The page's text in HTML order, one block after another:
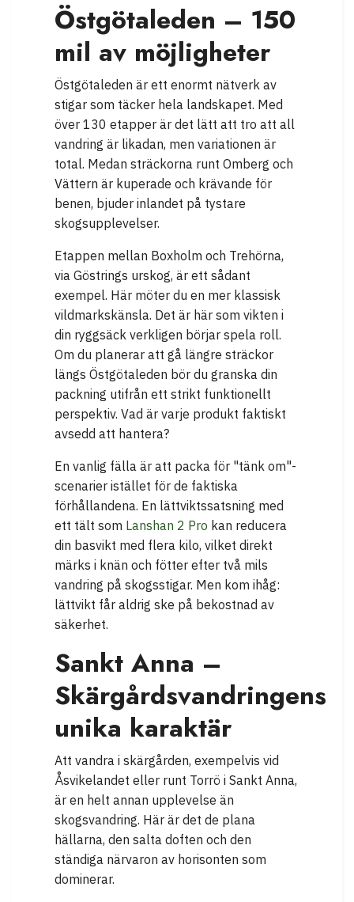
Östgötaleden – 150
mil av möjligheter
Östgötaleden är ett enormt nätverk av
stigar som täcker hela landskapet. Med
över 130 etapper är det lätt att tro att all
vandring är likadan, men variationen är
total. Medan sträckorna runt Omberg och
Vättern är kuperade och krävande för
benen, bjuder inlandet på tystare
skogsupplevelser.
Etappen mellan Boxholm och Trehörna,
via Göstrings urskog, är ett sådant
exempel. Här möter du en mer klassisk
vildmarkskänsla. Det är här som vikten i
din ryggsäck verkligen börjar spela roll.
Om du planerar att gå längre sträckor
längs Östgötaleden bör du granska din
packning utifrån ett strikt funktionellt
perspektiv. Vad är varje produkt faktiskt
avsedd att hantera?
En vanlig fälla är att packa för "tänk om"-
scenarier istället för de faktiska
förhållandena. En lättviktssatsning med
ett tält som Lanshan 2 Pro kan reducera
din basvikt med flera kilo, vilket direkt
märks i knän och fötter efter två mils
vandring på skogsstigar. Men kom ihåg:
lättvikt får aldrig ske på bekostnad av
säkerhet.
Sankt Anna –
Skärgårdsvandringens
unika karaktär
Att vandra i skärgården, exempelvis vid
Åsvikelandet eller runt Torrö i Sankt Anna,
är en helt annan upplevelse än
skogsvandring. Här är det de plana
hällarna, den salta doften och den
ständiga närvaron av horisonten som
dominerar.